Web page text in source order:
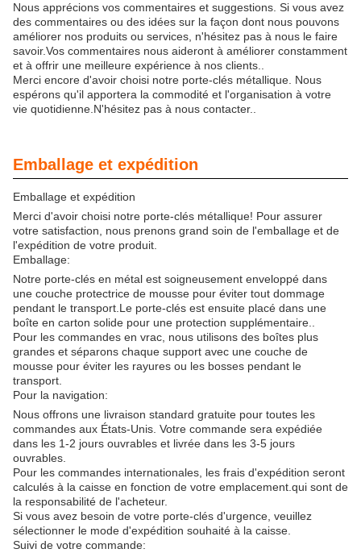
Nous apprécions vos commentaires et suggestions. Si vous avez
des commentaires ou des idées sur la façon dont nous pouvons
améliorer nos produits ou services, n'hésitez pas à nous le faire
savoir.Vos commentaires nous aideront à améliorer constamment
et à offrir une meilleure expérience à nos clients..
Merci encore d'avoir choisi notre porte-clés métallique. Nous
espérons qu'il apportera la commodité et l'organisation à votre
vie quotidienne.N'hésitez pas à nous contacter..
Emballage et expédition
Emballage et expédition
Merci d'avoir choisi notre porte-clés métallique! Pour assurer
votre satisfaction, nous prenons grand soin de l'emballage et de
l'expédition de votre produit.
Emballage:
Notre porte-clés en métal est soigneusement enveloppé dans
une couche protectrice de mousse pour éviter tout dommage
pendant le transport.Le porte-clés est ensuite placé dans une
boîte en carton solide pour une protection supplémentaire..
Pour les commandes en vrac, nous utilisons des boîtes plus
grandes et séparons chaque support avec une couche de
mousse pour éviter les rayures ou les bosses pendant le
transport.
Pour la navigation:
Nous offrons une livraison standard gratuite pour toutes les
commandes aux États-Unis. Votre commande sera expédiée
dans les 1-2 jours ouvrables et livrée dans les 3-5 jours
ouvrables.
Pour les commandes internationales, les frais d'expédition seront
calculés à la caisse en fonction de votre emplacement.qui sont de
la responsabilité de l'acheteur.
Si vous avez besoin de votre porte-clés d'urgence, veuillez
sélectionner le mode d'expédition souhaité à la caisse.
Suivi de votre commande: